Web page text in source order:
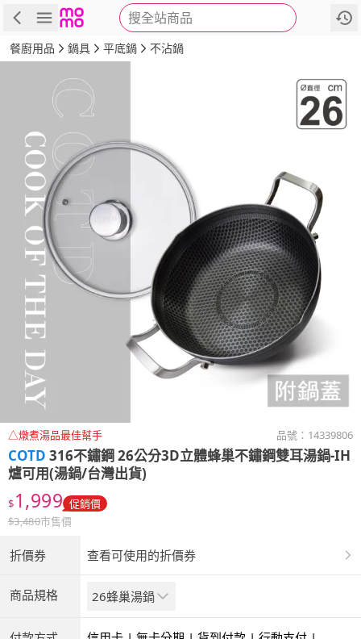
搜全站商品
商品 評價 詳情
餐廚用品 鍋具 平底鍋 不沾鍋
△燉煮湯品最佳幫手 品號： 14339806
COTD 316不鏽鋼 26公分3D立體蜂巢不鏽鋼雙耳湯鍋-IH
爐可用(湯鍋/台灣出貨)
$1,999 促銷價
$3,480市售價
折價券 查看可使用的折價券
商品規格 26蜂巢湯鍋